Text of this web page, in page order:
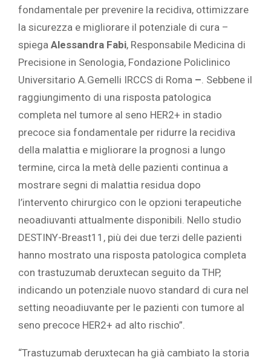
fondamentale per prevenire la recidiva, ottimizzare
la sicurezza e migliorare il potenziale di cura –
spiega Alessandra Fabi, Responsabile Medicina di
Precisione in Senologia, Fondazione Policlinico
Universitario A.Gemelli IRCCS di Roma –. Sebbene il
raggiungimento di una risposta patologica
completa nel tumore al seno HER2+ in stadio
precoce sia fondamentale per ridurre la recidiva
della malattia e migliorare la prognosi a lungo
termine, circa la metà delle pazienti continua a
mostrare segni di malattia residua dopo
l’intervento chirurgico con le opzioni terapeutiche
neoadiuvanti attualmente disponibili. Nello studio
DESTINY-Breast11, più dei due terzi delle pazienti
hanno mostrato una risposta patologica completa
con trastuzumab deruxtecan seguito da THP,
indicando un potenziale nuovo standard di cura nel
setting neoadiuvante per le pazienti con tumore al
seno precoce HER2+ ad alto rischio”.
“Trastuzumab deruxtecan ha già cambiato la storia